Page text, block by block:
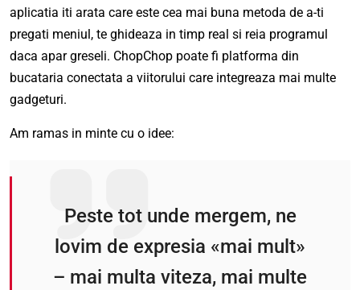
aplicatia iti arata care este cea mai buna metoda de a-ti
pregati meniul, te ghideaza in timp real si reia programul
daca apar greseli. ChopChop poate fi platforma din
bucataria conectata a viitorului care integreaza mai multe
gadgeturi.
Am ramas in minte cu o idee:
Peste tot unde mergem, ne
lovim de expresia «mai mult»
– mai multa viteza, mai multe